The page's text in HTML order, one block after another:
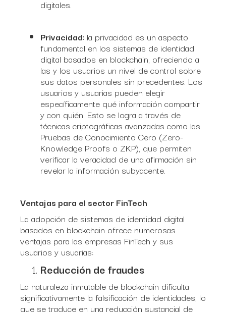
digitales.
Privacidad: la privacidad es un aspecto
fundamental en los sistemas de identidad
digital basados en blockchain, ofreciendo a
las y los usuarios un nivel de control sobre
sus datos personales sin precedentes. Los
usuarios y usuarias pueden elegir
específicamente qué información compartir
y con quién. Esto se logra a través de
técnicas criptográficas avanzadas como las
Pruebas de Conocimiento Cero (Zero-
Knowledge Proofs o ZKP), que permiten
verificar la veracidad de una afirmación sin
revelar la información subyacente.
Ventajas para el sector FinTech
La adopción de sistemas de identidad digital
basados en blockchain ofrece numerosas
ventajas para las empresas FinTech y sus
usuarios y usuarias:
Reducción de fraudes
La naturaleza inmutable de blockchain dificulta
significativamente la falsificación de identidades, lo
que se traduce en una reducción sustancial de